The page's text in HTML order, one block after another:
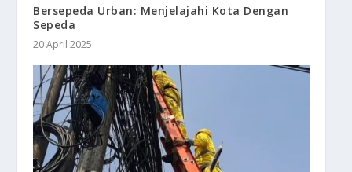
Bersepeda Urban: Menjelajahi Kota Dengan
Sepeda
20 April 2025